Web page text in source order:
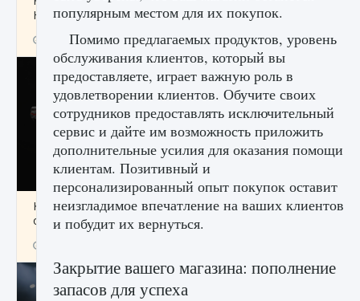
Honor
9 августа 2024 1 205 0 0
Как разблокировать чертеж счастливого
оружия в MW3 и Warzone
популярным местом для их покупок.
Помимо предлагаемых продуктов, уровень
обслуживания клиентов, который вы
предоставляете, играет важную роль в
удовлетворении клиентов. Обучите своих
сотрудников предоставлять исключительный
сервис и дайте им возможность приложить
дополнительные усилия для оказания помощи
клиентам. Позитивный и
персонализированный опыт покупок оставит
неизгладимое впечатление на ваших клиентов
и побудит их вернуться.
Закрытие вашего магазина: пополнение
запасов для успеха